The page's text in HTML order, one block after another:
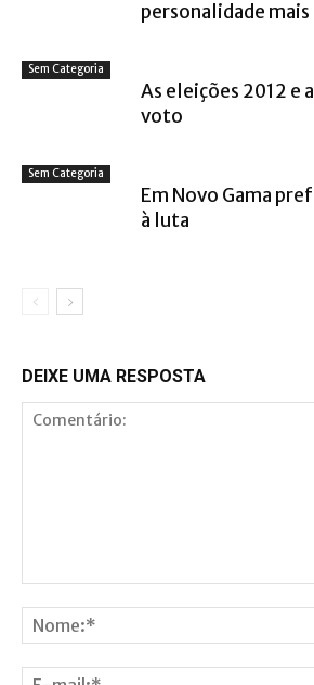
personalidade
Sem Categoria
As eleições 2012 e
voto
Sem Categoria
Em Novo Gama
à luta
DEIXE UMA RESPOSTA